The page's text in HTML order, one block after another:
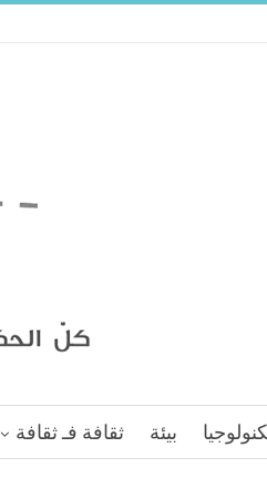
بيئة ثقافة فـ ثقافة